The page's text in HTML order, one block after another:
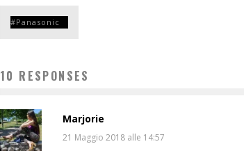
Panasonic
10 RESPONSES
Marjorie
21 Maggio 2018 alle 14:57